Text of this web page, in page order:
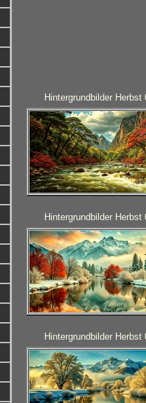
Hintergrundbilder Herbst
Hintergrundbilder Herbst
Hintergrundbilder Herbst